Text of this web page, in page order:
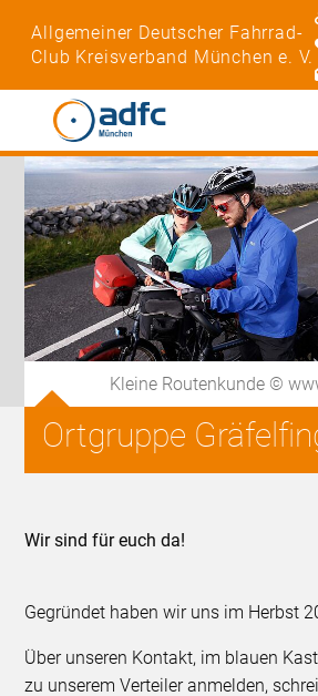
Allgemeiner Deutscher Fahrrad-
Club Kreisverband München e. V.
Kleine Routenkunde ©
Ortgruppe
Wir sind für euch da!
Gegründet haben wir uns im Herbst
Über unseren Kontakt, im blauen
zu unserem Verteiler anmelden,